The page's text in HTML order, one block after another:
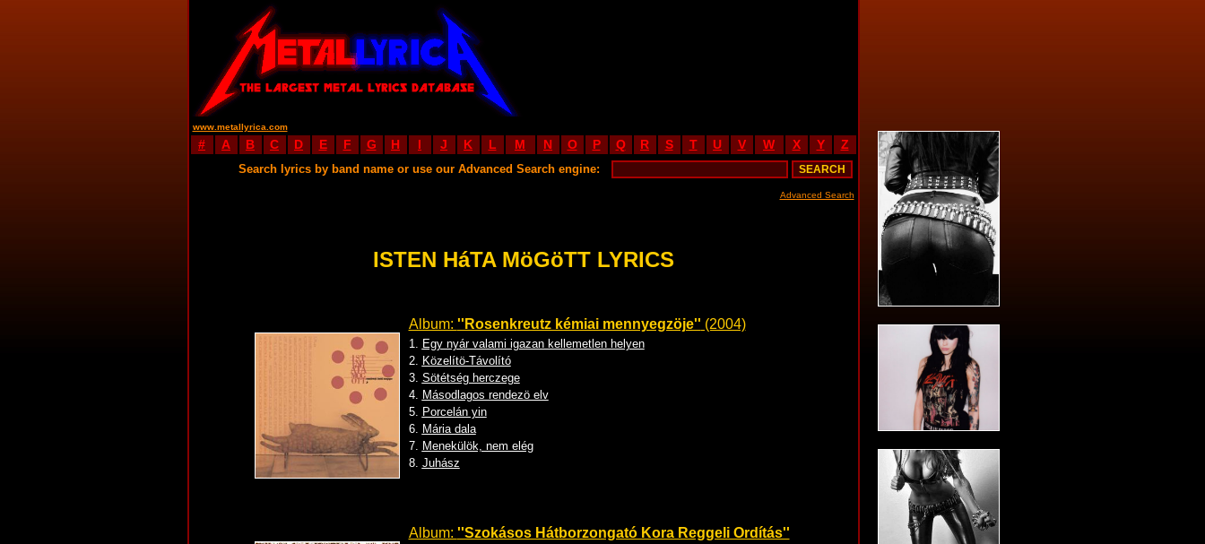
www.metallyrica.com
# A B C D E F G H I J K L M N O P Q R S T U V W X Y Z
Search lyrics by band name or use our Advanced Search engine:
Advanced Search
ISTEN HáTA MöGöTT LYRICS
Album: ''Rosenkreutz kémiai mennyegzöje'' (2004)
1. Egy nyár valami igazan kellemetlen helyen
2. Közelítö-Távolító
3. Sötétség herczege
4. Másodlagos rendezö elv
5. Porcelán yin
6. Mária dala
7. Menekülök, nem elég
8. Juhász
Album: ''Szokásos Hátborzongató Kora Reggeli Ordítás''